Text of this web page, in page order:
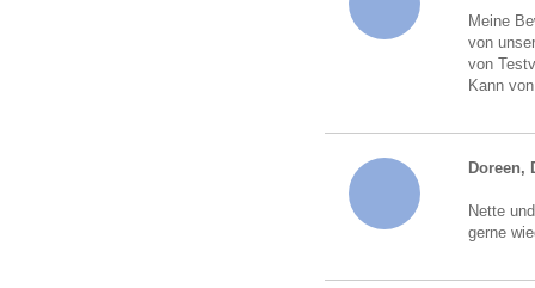
Meine
von
von
Kann
Doreen,
Nette
gerne